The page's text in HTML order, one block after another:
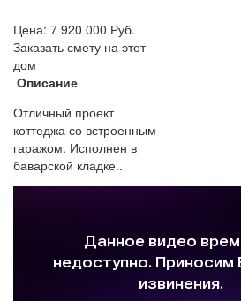
Цена: 7 920 000 Руб.
Заказать смету на этот
дом
Описание
Отличный проект
коттеджа со встроенным
гаражом. Исполнен в
баварской кладке..